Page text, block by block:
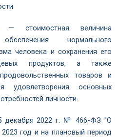
— стоимостная величина
нормального
человека и сохранения его
продуктов, а также
товаров и
удовлетворения основных
личности.
декабря 2022 г. № 466-ФЗ "О
год и на плановый период